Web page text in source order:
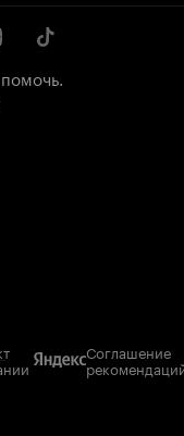
Соглашение